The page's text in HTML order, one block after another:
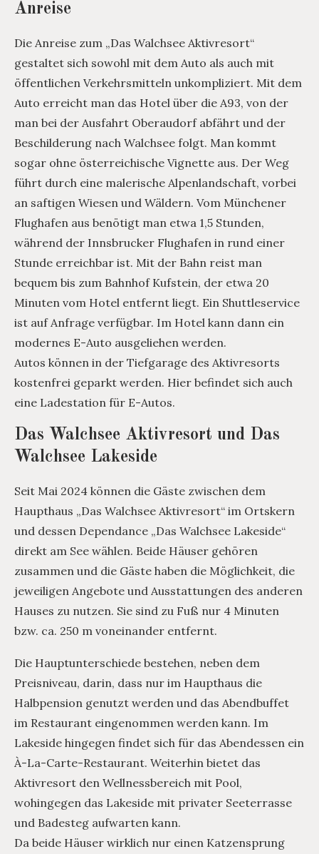
Anreise
Die Anreise zum „Das Walchsee Aktivresort“
gestaltet sich sowohl mit dem Auto als auch mit
öffentlichen Verkehrsmitteln unkompliziert. Mit dem
Auto erreicht man das Hotel über die A93, von der
man bei der Ausfahrt Oberaudorf abfährt und der
Beschilderung nach Walchsee folgt. Man kommt
sogar ohne österreichische Vignette aus. Der Weg
führt durch eine malerische Alpenlandschaft, vorbei
an saftigen Wiesen und Wäldern. Vom Münchener
Flughafen aus benötigt man etwa 1,5 Stunden,
während der Innsbrucker Flughafen in rund einer
Stunde erreichbar ist. Mit der Bahn reist man
bequem bis zum Bahnhof Kufstein, der etwa 20
Minuten vom Hotel entfernt liegt. Ein Shuttleservice
ist auf Anfrage verfügbar. Im Hotel kann dann ein
modernes E-Auto ausgeliehen werden.
Autos können in der Tiefgarage des Aktivresorts
kostenfrei geparkt werden. Hier befindet sich auch
eine Ladestation für E-Autos.
Das Walchsee Aktivresort und Das
Walchsee Lakeside
Seit Mai 2024 können die Gäste zwischen dem
Haupthaus „Das Walchsee Aktivresort“ im Ortskern
und dessen Dependance „Das Walchsee Lakeside“
direkt am See wählen. Beide Häuser gehören
zusammen und die Gäste haben die Möglichkeit, die
jeweiligen Angebote und Ausstattungen des anderen
Hauses zu nutzen. Sie sind zu Fuß nur 4 Minuten
bzw. ca. 250 m voneinander entfernt.
Die Hauptunterschiede bestehen, neben dem
Preisniveau, darin, dass nur im Haupthaus die
Halbpension genutzt werden und das Abendbuffet
im Restaurant eingenommen werden kann. Im
Lakeside hingegen findet sich für das Abendessen ein
À-La-Carte-Restaurant. Weiterhin bietet das
Aktivresort den Wellnessbereich mit Pool,
wohingegen das Lakeside mit privater Seeterrasse
und Badesteg aufwarten kann.
Da beide Häuser wirklich nur einen Katzensprung